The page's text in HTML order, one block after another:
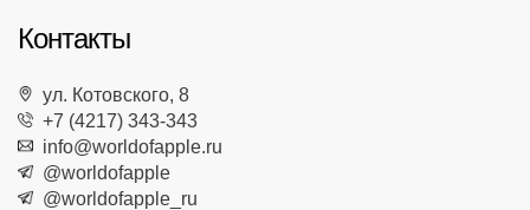
Контакты
ул. Котовского, 8
+7 (4217) 343-343
info@worldofapple.ru
@worldofapple
@worldofapple_ru